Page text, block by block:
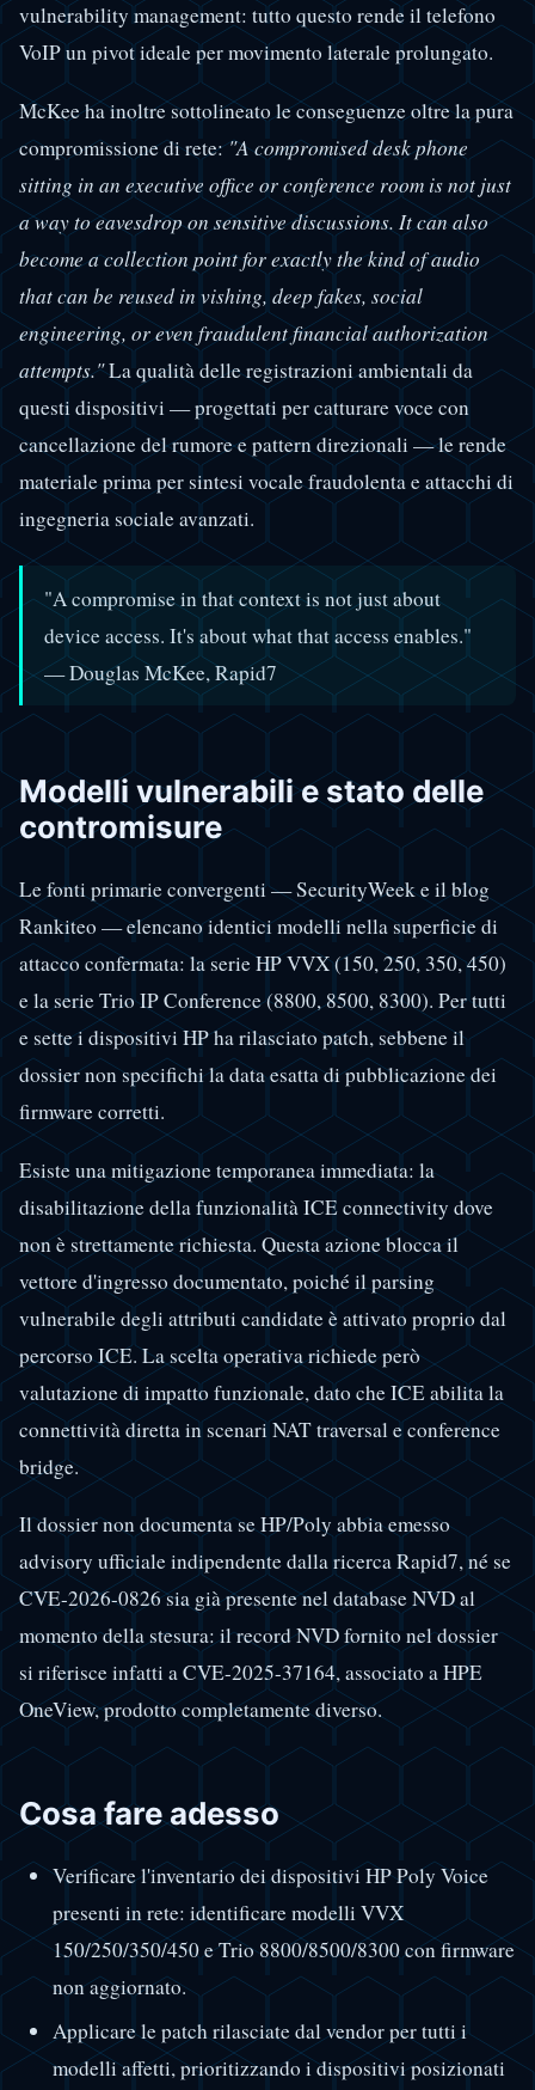
vulnerability management: tutto questo rende il telefono
VoIP un pivot ideale per movimento laterale prolungato.
McKee ha inoltre sottolineato le conseguenze oltre la pura
compromissione di rete:"A compromised desk phone
sitting in an executive office or conference room is not just
a way to eavesdrop on sensitive discussions. It can also
become a collection point for exactly the kind of audio
that can be reused in vishing, deep fakes, social
engineering, or even fraudulent financial authorization
attempts."La qualità delle registrazioni ambientali da
questi dispositivi — progettati per catturare voce con
cancellazione del rumore e pattern direzionali — le rende
materiale prima per sintesi vocale fraudolenta e attacchi di
ingegneria sociale avanzati.
"A compromise in that context is not just about
device access. It's about what that access enables."
— Douglas McKee, Rapid7
Modelli vulnerabili e stato delle
contromisure
Le fonti primarie convergenti — SecurityWeek e il blog
Rankiteo — elencano identici modelli nella superficie di
attacco confermata: la serie HP VVX (150, 250, 350, 450)
e la serie Trio IP Conference (8800, 8500, 8300). Per tutti
e sette i dispositivi HP ha rilasciato patch, sebbene il
dossier non specifichi la data esatta di pubblicazione dei
firmware corretti.
Esiste una mitigazione temporanea immediata: la
disabilitazione della funzionalità ICE connectivity dove
non è strettamente richiesta. Questa azione blocca il
vettore d'ingresso documentato, poiché il parsing
vulnerabile degli attributi candidate è attivato proprio dal
percorso ICE. La scelta operativa richiede però
valutazione di impatto funzionale, dato che ICE abilita la
connettività diretta in scenari NAT traversal e conference
bridge.
Il dossier non documenta se HP/Poly abbia emesso
advisory ufficiale indipendente dalla ricerca Rapid7, né se
CVE-2026-0826 sia già presente nel database NVD al
momento della stesura: il record NVD fornito nel dossier
si riferisce infatti a CVE-2025-37164, associato a HPE
OneView, prodotto completamente diverso.
Cosa fare adesso
Verificare l'inventario dei dispositivi HP Poly Voice
presenti in rete: identificare modelli VVX
150/250/350/450 e Trio 8800/8500/8300 con firmware
non aggiornato.
Applicare le patch rilasciate dal vendor per tutti i
modelli affetti, prioritizzando i dispositivi posizionati